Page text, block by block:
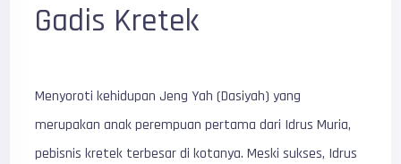
Gadis Kretek
Menyoroti kehidupan Jeng Yah (Dasiyah) yang
merupakan anak perempuan pertama dari Idrus Muria,
pebisnis kretek terbesar di kotanya. Meski sukses, Idrus